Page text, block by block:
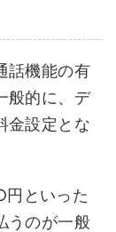
話機能の有
般的に、デ
金設定とな
といった
うのが一般